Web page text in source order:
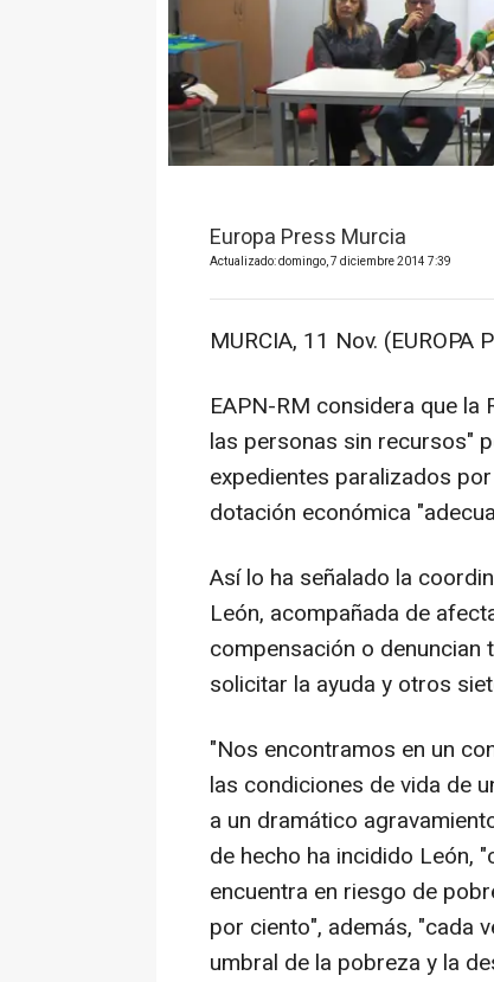
Europa Press Murcia
Actualizado: domingo, 7 diciembre 2014 7:39
MURCIA, 11 Nov. (EUROPA
EAPN-RM considera que la
las personas sin recursos"
expedientes paralizados
dotación económica
Así lo ha señalado la
León, acompañada de
compensación o denuncian
solicitar la ayuda y otros
"Nos encontramos en un
las condiciones de vida de
a un dramático
de hecho ha incidido León,
encuentra en riesgo de
por ciento", además, "cada
umbral de la pobreza y la